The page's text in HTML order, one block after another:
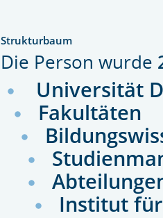
Strukturbaum
Die Person wurde
Universität
Fakultäten
Institut